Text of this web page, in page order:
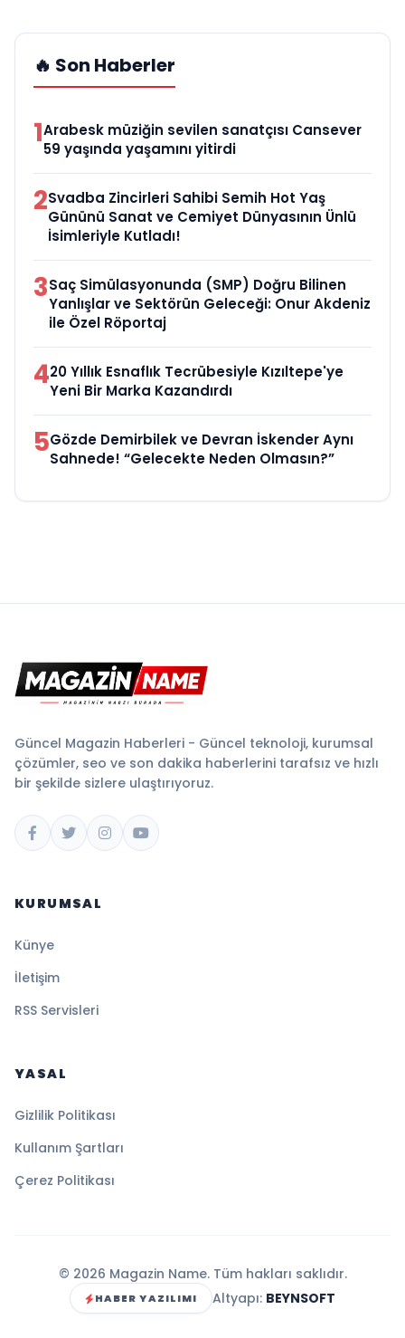
🔥 Son Haberler
1Arabesk müziğin sevilen sanatçısı Cansever
59 yaşında yaşamını yitirdi
2Svadba Zincirleri Sahibi Semih Hot Yaş
Gününü Sanat ve Cemiyet Dünyasının Ünlü
İsimleriyle Kutladı!
3Saç Simülasyonunda (SMP) Doğru Bilinen
Yanlışlar ve Sektörün Geleceği: Onur Akdeniz
ile Özel Röportaj
420 Yıllık Esnaflık Tecrübesiyle Kızıltepe'ye
Yeni Bir Marka Kazandırdı
5Gözde Demirbilek ve Devran İskender Aynı
Sahnede! “Gelecekte Neden Olmasın?”
Güncel Magazin Haberleri - Güncel teknoloji, kurumsal
çözümler, seo ve son dakika haberlerini tarafsız ve hızlı
bir şekilde sizlere ulaştırıyoruz.
KURUMSAL
Künye
İletişim
RSS Servisleri
YASAL
Gizlilik Politikası
Kullanım Şartları
Çerez Politikası
© 2026 Magazin Name. Tüm hakları saklıdır.
HABER YAZILIMI Altyapı: BEYNSOFT